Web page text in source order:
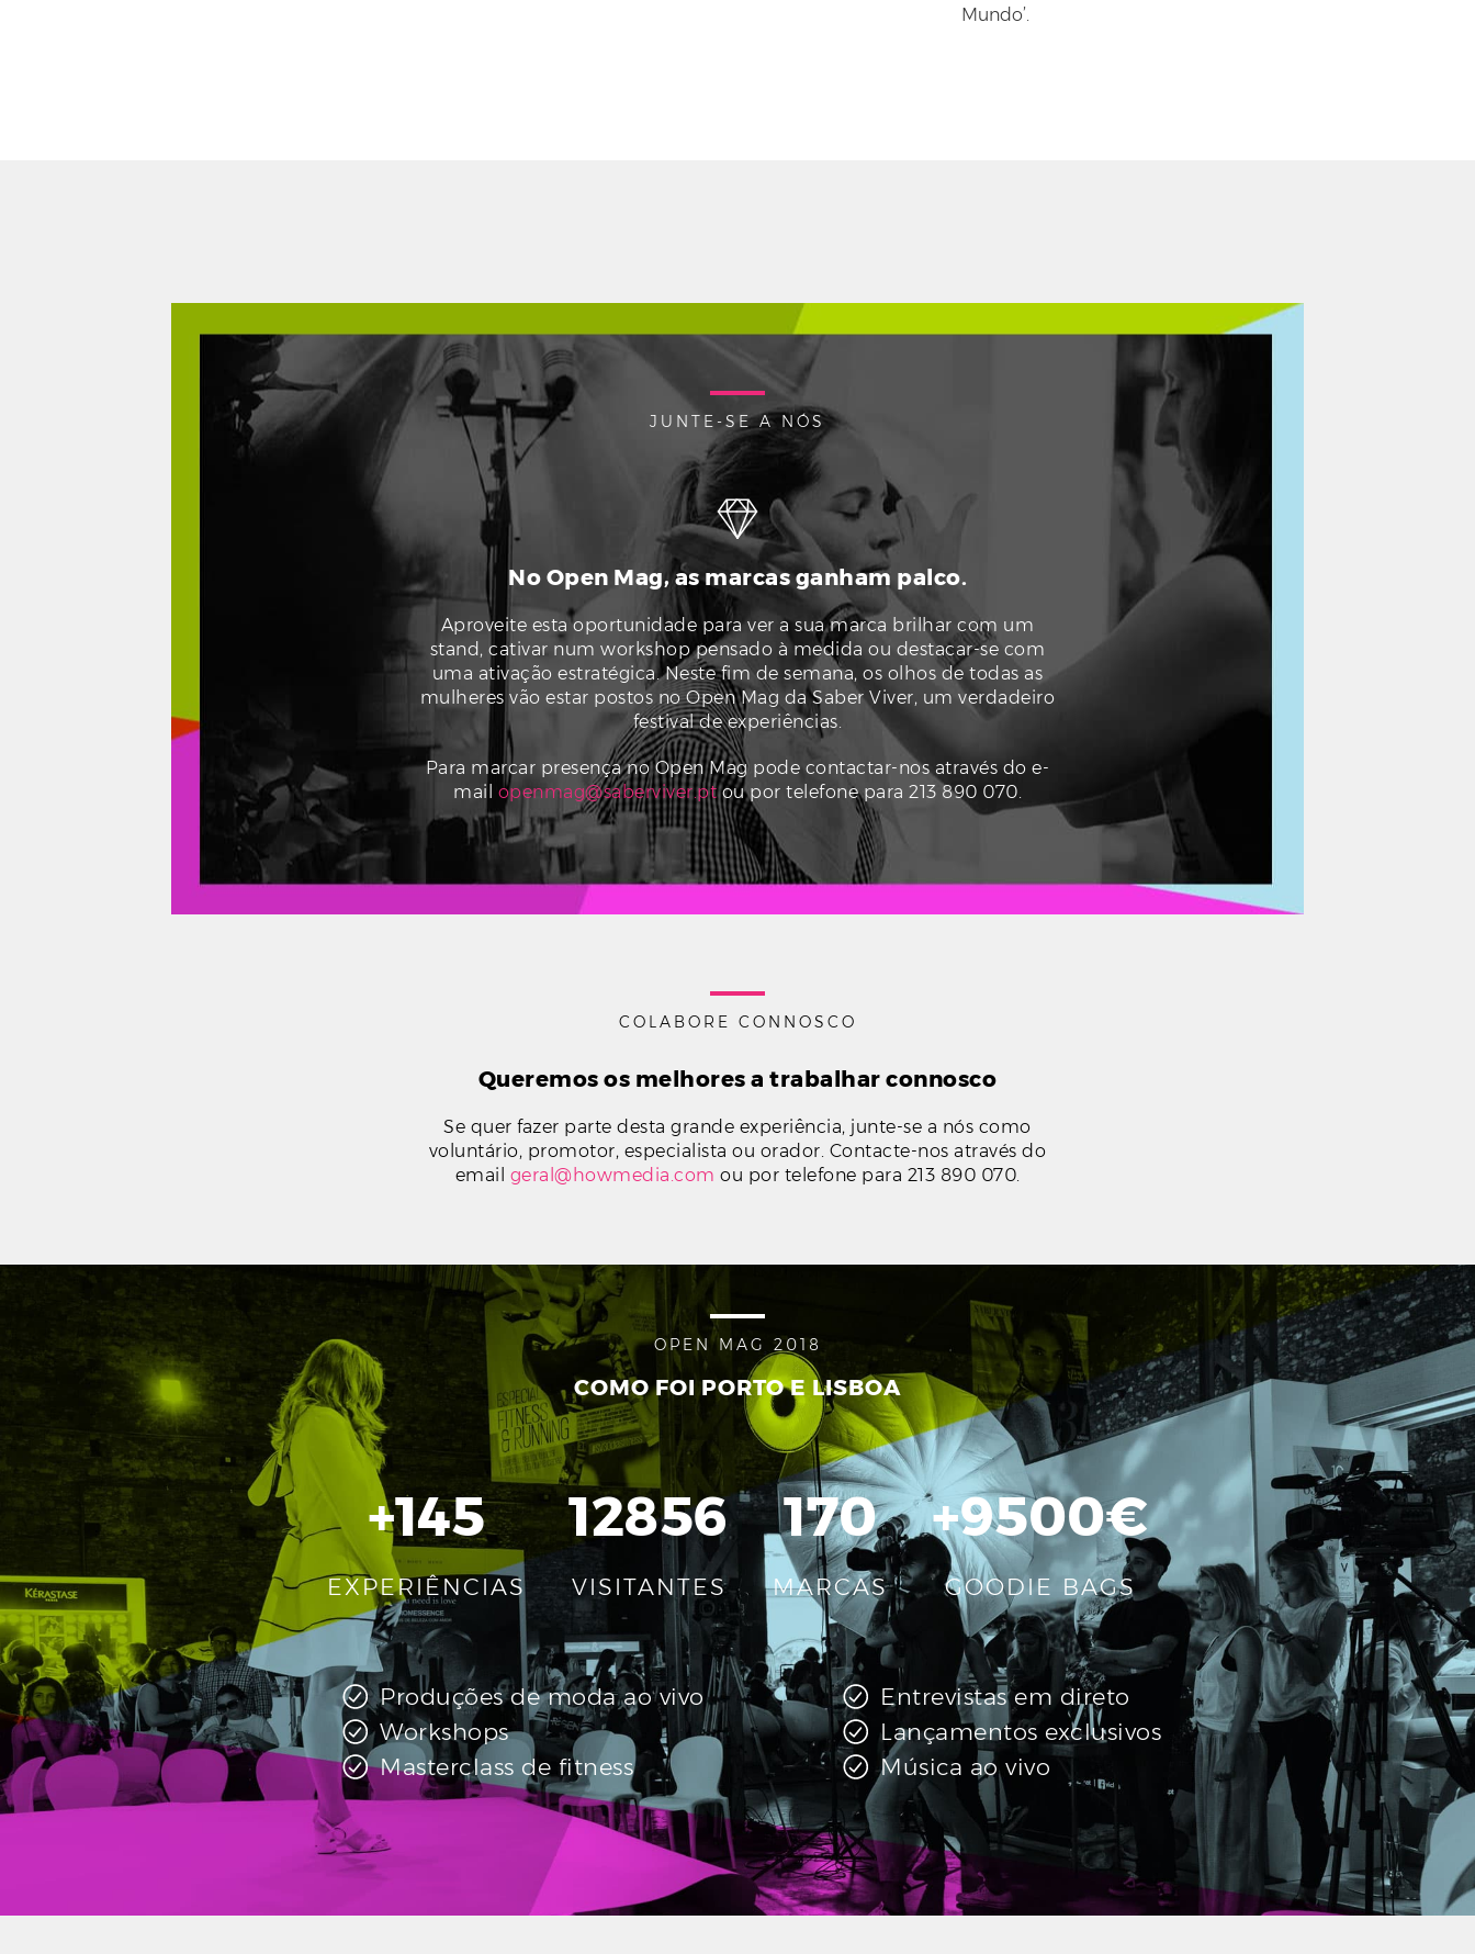
Mundo’.
JUNTE-SE A NÓS
No Open Mag, as marcas ganham palco.
Aproveite esta oportunidade para ver a sua marca brilhar com um
stand, cativar num workshop pensado à medida ou destacar-se com
uma ativação estratégica. Neste fim de semana, os olhos de todas as
mulheres vão estar postos no Open Mag da Saber Viver, um verdadeiro
festival de experiências.
Para marcar presença no Open Mag pode contactar-nos através do e-
mail openmag@saberviver.ptou por telefone para 213 890 070.
COLABORE CONNOSCO
Queremos os melhores a trabalhar connosco
Se quer fazer parte desta grande experiência, junte-se a nós como
voluntário, promotor, especialista ou orador. Contacte-nos através do
email geral@howmedia.com ou por telefone para 213 890 070.
OPEN MAG 2018
COMO FOI PORTO E LISBOA
+145
EXPERIÊNCIAS
12856
VISITANTES
170
MARCAS
+9500€
GOODIE BAGS
Produções de moda ao vivo
Workshops
Masterclass de fitness
Entrevistas em direto
Lançamentos exclusivos
Música ao vivo